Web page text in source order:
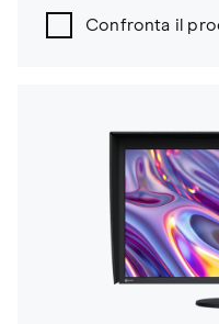
Confronta il